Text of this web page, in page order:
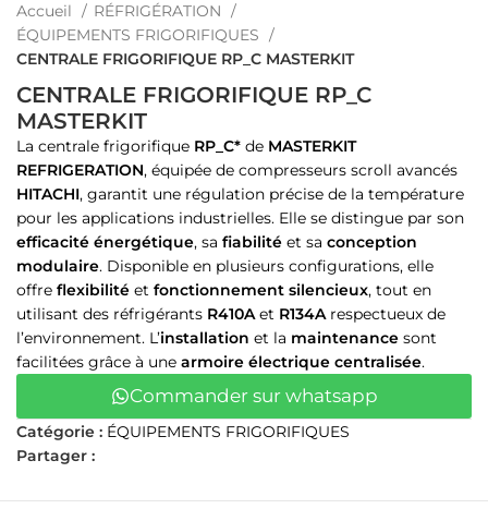
Accueil
RÉFRIGÉRATION
ÉQUIPEMENTS FRIGORIFIQUES
CENTRALE FRIGORIFIQUE RP_C MASTERKIT
CENTRALE FRIGORIFIQUE RP_C
MASTERKIT
La centrale frigorifique RP_C* de MASTERKIT
REFRIGERATION, équipée de compresseurs scroll avancés
HITACHI, garantit une régulation précise de la température
pour les applications industrielles. Elle se distingue par son
efficacité énergétique, sa fiabilité et sa conception
modulaire. Disponible en plusieurs configurations, elle
offre flexibilité et fonctionnement silencieux, tout en
utilisant des réfrigérants R410Aet R134Arespectueux de
l’environnement. L’installation et la maintenance sont
facilitées grâce à une armoire électrique centralisée.
Commander sur whatsapp
Catégorie : ÉQUIPEMENTS FRIGORIFIQUES
Partager :